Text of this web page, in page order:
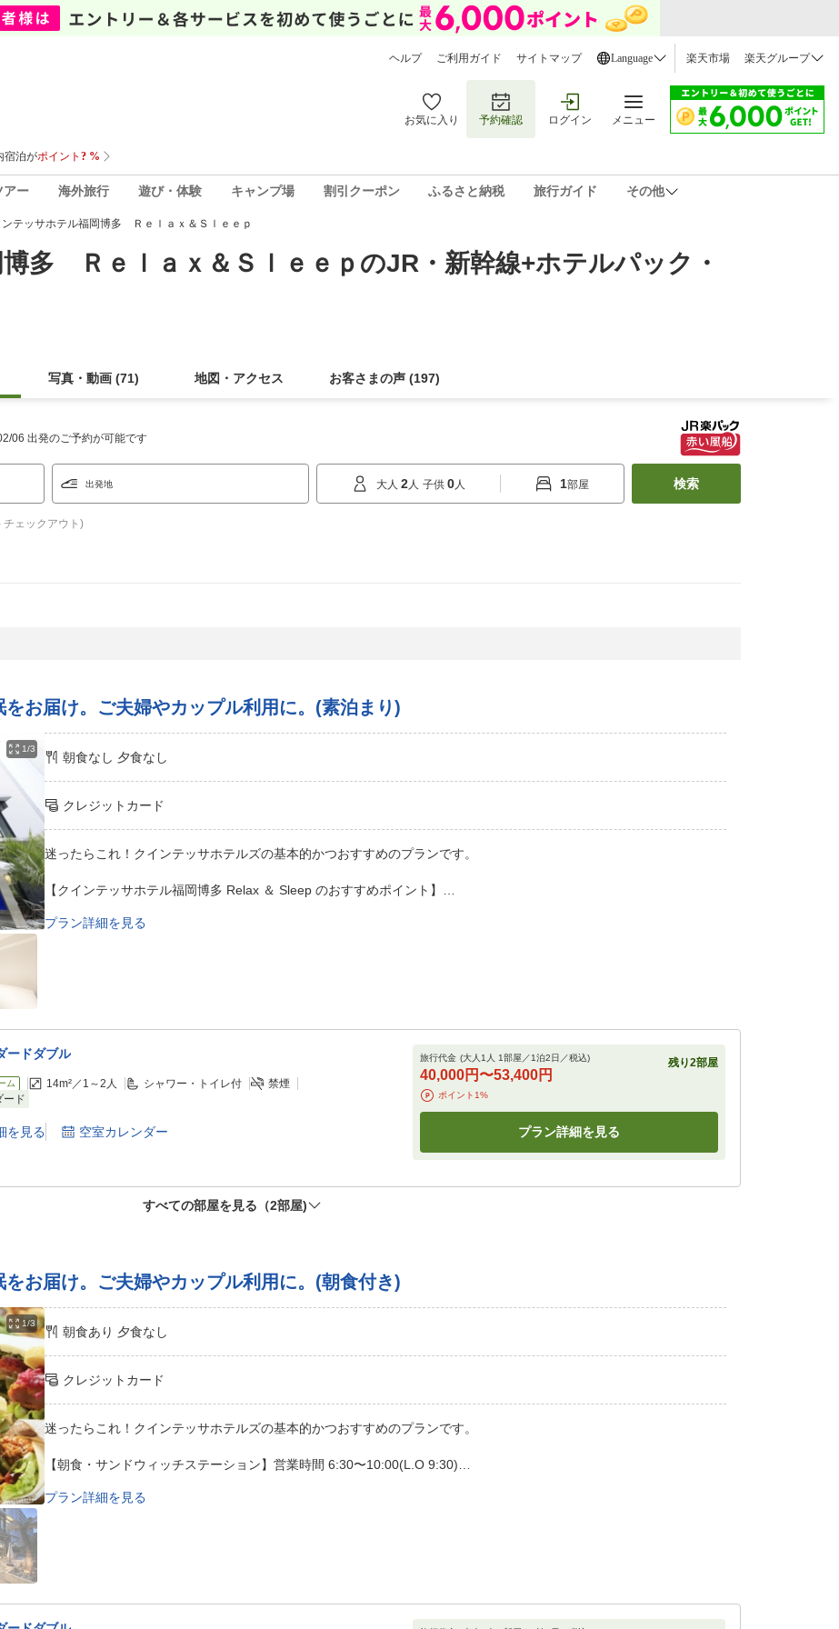
ヘルプ ご利用ガイド サイトマップ Language 楽天市場 楽天グループ
お気に入り 予約確認 ログイン メニュー
アー 海外旅行 遊び・体験 キャンプ場 割引クーポン ふるさと納税 旅行ガイド その他
ンテッサホテル福岡博多 Ｒｅｌａｘ＆Ｓｌｅｅｐ
多 Ｒｅｌａｘ＆Ｓｌｅｅｐ のJR・新幹線+ホテルパック・
写真・動画 (71) 地図・アクセス お客さまの声 (197)
06 出発のご予約が可能です
出発地
大人2人 子供0人 1部屋 検索
チェックアウト)
をお届け。ご夫婦やカップル利用に。(素泊まり)
1/3
朝食なし 夕食なし
クレジットカード
迷ったらこれ！クインテッサホテルズの基本的かつおすすめのプランです。
【クインテッサホテル福岡博多 Relax ＆ Sleep のおすすめポイント】
Relux＆sleepではご滞在中、心地よい癒しと快眠を感じていただけるように、快適な眠りにいざなうスランバーランドの
アロマストーンとスピーカー、観葉植物でリラックス。
・ウェルカムドリンク
・交通アクセス
ＪＲ＆地下鉄博多駅筑紫口より徒歩7分。福岡都市高速環状線博多駅東ICより車で7分。
プラン詳細を見る
ードダブル
ム 14m²／ 1～2 人 シャワー・トイレ付
禁煙
ード
を見る 空室カレンダー
旅行代金 (大人1人 1部屋／1泊2日／税込)
40,000円 〜53,400円
ポイント 1%
残り2部屋
プラン詳細を見る
すべての部屋を見る（2部屋)
をお届け。ご夫婦やカップル利用に。(朝食付き)
1/3
朝食あり 夕食なし
クレジットカード
迷ったらこれ！クインテッサホテルズの基本的かつおすすめのプランです。
【朝食・サンドウィッチステーション】営業時間 6:30〜10:00(L.O 9:30)
お好みに合わせた具材で楽しめるサンドウィッチをビュッフェスタイルでお届け。
ベッド、客室にはアロマディフューザーや自然音に包まれてぐっすりお休みいただけるホワイトノイズマシンを完備して
プラン詳細を見る